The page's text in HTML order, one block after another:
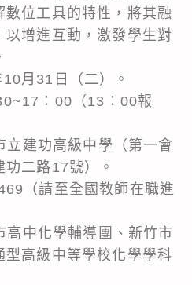
位工具的特性，將其融
以增進互動，激發學生對
月31日（二）。
：00（13：00報
建功高級中學（第一會
二路17號）。
（請至全國教師在職進
中化學輔導團、新竹市
型高級中等學校化學學科